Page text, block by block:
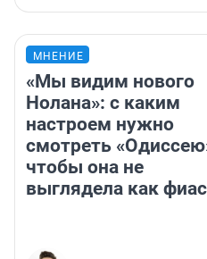
МНЕНИЕ
«Мы видим нового
Нолана»: с каким
настроем нужно
смотреть
чтобы она не
выглядела как